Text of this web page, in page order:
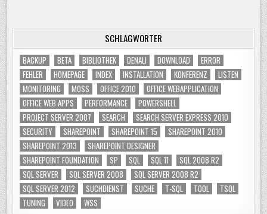
SCHLAGWÖRTER
BACKUP BETA BIBLIOTHEK DENALI DOWNLOAD
ERROR
FEHLER
HOMEPAGE INDEX INSTALLATION KONFERENZ
LISTEN
MONITORING
MOSS OFFICE 2010
OFFICE WEBAPPLICATION
OFFICE WEB APPS
PERFORMANCE
POWERSHELL
PROJECT SERVER 2007
SEARCH
SEARCH SERVER EXPRESS 2010
SECURITY
SHAREPOINT SHAREPOINT 15
SHAREPOINT 2010
SHAREPOINT 2013
SHAREPOINT DESIGNER
SHAREPOINT FOUNDATION
SP SQL SQL 11
SQL 2008 R2
SQL SERVER
SQL SERVER 2008
SQL SERVER 2008 R2
SQL SERVER 2012
SUCHDIENST SUCHE T-SQL TOOL
TSQL
TUNING
VIDEO WSS